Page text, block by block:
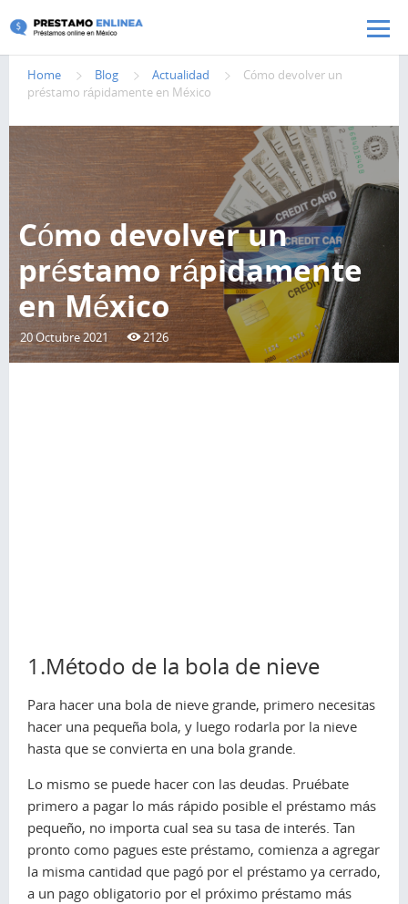
Pasar al contenido principal
Home Blog Actualidad
Cómo devolver un
préstamo rápidamente en México
Cómo devolver un
préstamo rápidamente
en México
20 Octubre 2021 2126
1.Método de la bola de nieve
Para hacer una bola de nieve grande, primero necesitas
hacer una pequeña bola, y luego rodarla por la nieve
hasta que se convierta en una bola grande.
Lo mismo se puede hacer con las deudas. Pruébate
primero a pagar lo más rápido posible el préstamo más
pequeño, no importa cual sea su tasa de interés. Tan
pronto como pagues este préstamo, comienza a agregar
la misma cantidad que pagó por el préstamo ya cerrado,
a un pago obligatorio por el próximo préstamo más